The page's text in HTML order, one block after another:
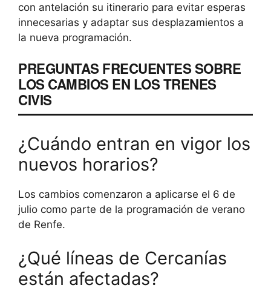
con antelación su itinerario para evitar esperas
innecesarias y adaptar sus desplazamientos a
la nueva programación.
PREGUNTAS FRECUENTES SOBRE
LOS CAMBIOS EN LOS TRENES
CIVIS
¿Cuándo entran en vigor los
nuevos horarios?
Los cambios comenzaron a aplicarse el 6 de
julio como parte de la programación de verano
de Renfe.
¿Qué líneas de Cercanías
están afectadas?